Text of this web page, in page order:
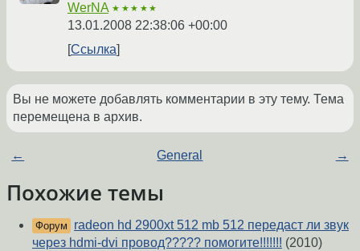
WerNA ★★★★★
13.01.2008 22:38:06 +00:00
Ссылка
Вы не можете добавлять комментарии в эту тему. Тема
перемещена в архив.
← General →
Похожие темы
Форум
radeon hd 2900xt 512 mb 512 передаст ли звук
через hdmi-dvi провод????? помогите!!!!!!! (2010)